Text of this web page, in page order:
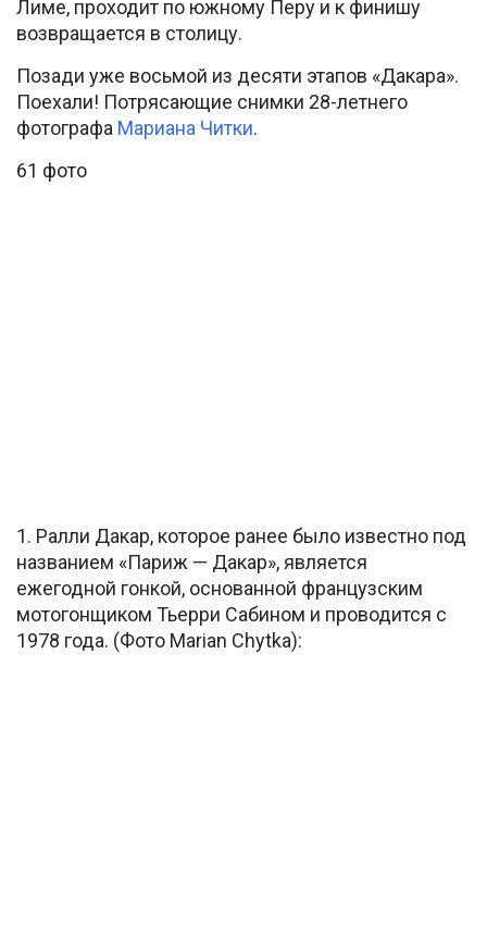
Лиме, проходит по южному Перу и к финишу
возвращается в столицу.
Позади уже восьмой из десяти этапов «Дакара».
Поехали! Потрясающие снимки 28-летнего
фотографа Мариана Читки.
61 фото
1. Ралли Дакар, которое ранее было известно под
названием «Париж — Дакар», является
ежегодной гонкой, основанной французским
мотогонщиком Тьерри Сабином и проводится с
1978 года. (Фото Marian Chytka):